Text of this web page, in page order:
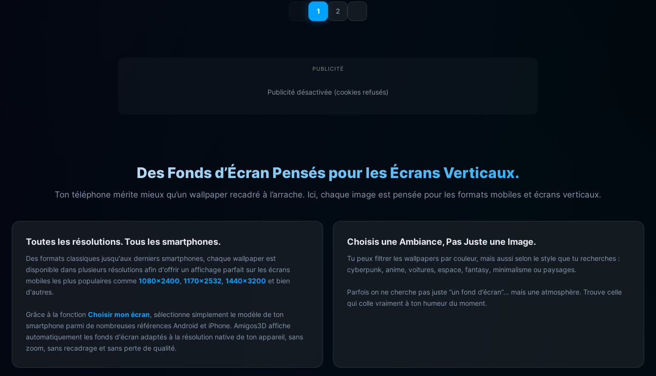
1 2
PUBLICITÉ
Publicité désactivée (cookies refusés)
Des Fonds d’Écran Pensés pour les Écrans Verticaux.
Ton téléphone mérite mieux qu’un wallpaper recadré à l’arrache. Ici, chaque image est pensée pour les formats mobiles et écrans verticaux.
Toutes les résolutions. Tous les smartphones.
Des formats classiques jusqu'aux derniers smartphones, chaque wallpaper est
disponible dans plusieurs résolutions afin d'offrir un affichage parfait sur les écrans
mobiles les plus populaires comme 1080x2400, 1170x2532, 1440x3200 et bien
d'autres.
Grâce à la fonction Choisir mon écran, sélectionne simplement le modèle de ton
smartphone parmi de nombreuses références Android et iPhone. Amigos3D affiche
automatiquement les fonds d'écran adaptés à la résolution native de ton appareil, sans
zoom, sans recadrage et sans perte de qualité.
Choisis une Ambiance, Pas Juste une Image.
Tu peux filtrer les wallpapers par couleur, mais aussi selon le style que tu recherches :
cyberpunk, anime, voitures, espace, fantasy, minimalisme ou paysages.
Parfois on ne cherche pas juste “un fond d’écran”... mais une atmosphère. Trouve celle
qui colle vraiment à ton humeur du moment.